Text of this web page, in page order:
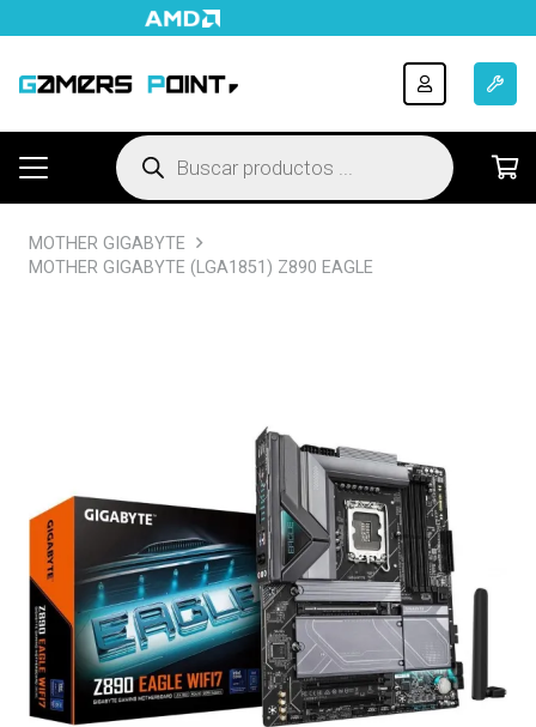
Búsqueda
de
productos
MOTHER GIGABYTE
MOTHER GIGABYTE (LGA1851) Z890 EAGLE